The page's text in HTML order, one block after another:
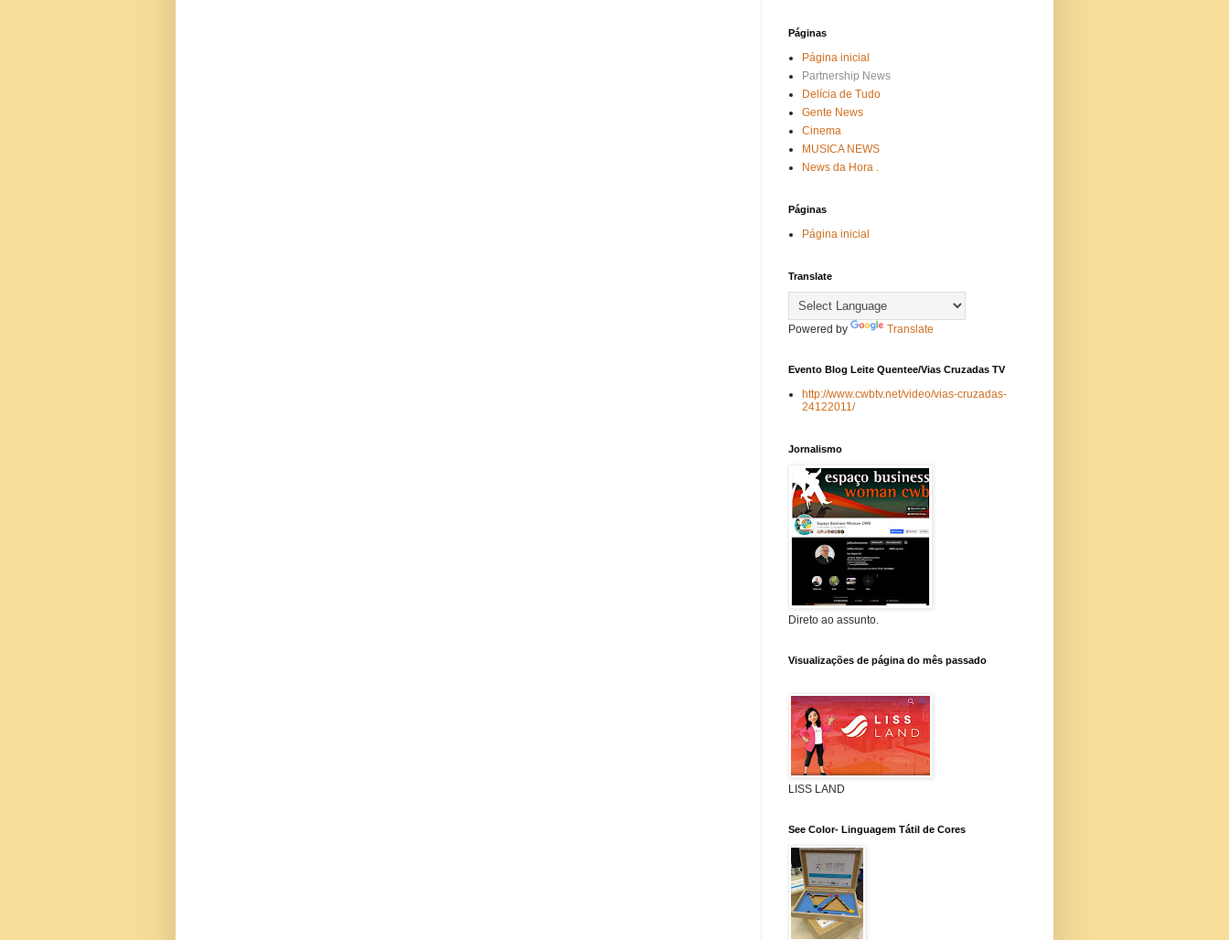
Páginas
Página inicial
Partnership News
Delícia de Tudo
Gente News
Cinema
MUSICA NEWS
News da Hora .
Páginas
Página inicial
Translate
Powered by Translate
Evento Blog Leite Quentee/Vias Cruzadas TV
http://www.cwbtv.net/video/vias-cruzadas-
24122011/
Jornalismo
Direto ao assunto.
Visualizações de página do mês passado
LISS LAND
See Color- Linguagem Tátil de Cores